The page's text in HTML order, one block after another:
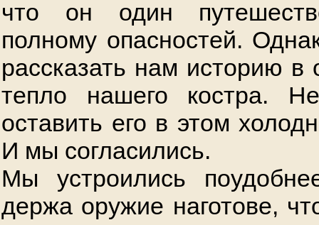
что он один
полному опасностей.
рассказать нам историю
тепло нашего костра.
оставить его в этом
И мы согласились.
Мы устроились
держа оружие наготове,